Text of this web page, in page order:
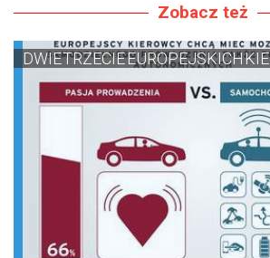
Zobacz też
DWIE TRZECIE EUROPEJSKICH